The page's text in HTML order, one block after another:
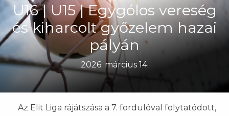
U16 | U15 | Egygólos vereség
és kiharcolt győzelem hazai
pályán
2026. március 14.
Az Elit Liga rájátszása a 7. fordulóval folytatódott,